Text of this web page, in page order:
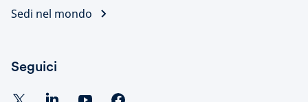
Sedi nel mondo
Seguici